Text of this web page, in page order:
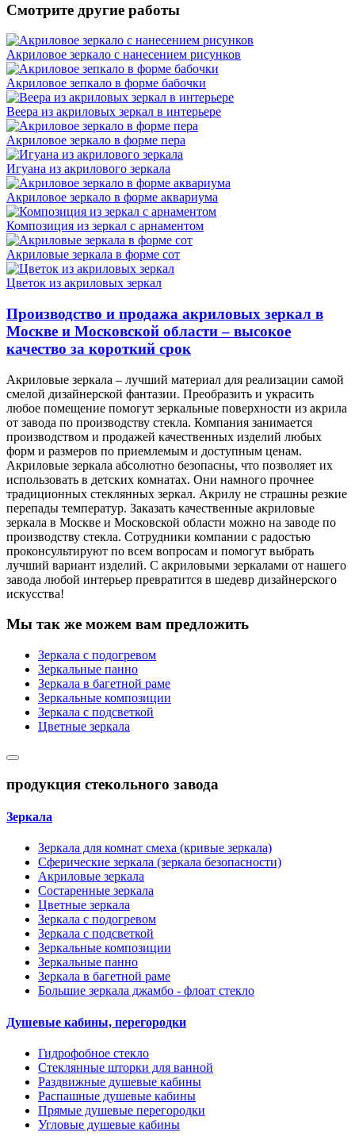
Смотрите другие работы
Акриловое зеркало с нанесением рисунков
Акриловое зепкало в форме бабочки
Веера из акриловых зеркал в интерьере
Акриловое зеркало в форме пера
Игуана из акрилового зеркала
Акриловое зеркало в форме аквариума
Композиция из зеркал с арнаментом
Акриловые зеркала в форме сот
Цветок из акриловых зеркал
Производство и продажа акриловых зеркал в
Москве и Московской области – высокое
качество за короткий срок
Акриловые зеркала – лучший материал для реализации самой
смелой дизайнерской фантазии. Преобразить и украсить
любое помещение помогут зеркальные поверхности из акрила
от завода по производству стекла. Компания занимается
производством и продажей качественных изделий любых
форм и размеров по приемлемым и доступным ценам.
Акриловые зеркала абсолютно безопасны, что позволяет их
использовать в детских комнатах. Они намного прочнее
традиционных стеклянных зеркал. Акрилу не страшны резкие
перепады температур. Заказать качественные акриловые
зеркала в Москве и Московской области можно на заводе по
производству стекла. Сотрудники компании с радостью
проконсультируют по всем вопросам и помогут выбрать
лучший вариант изделий. С акриловыми зеркалами от нашего
завода любой интерьер превратится в шедевр дизайнерского
искусства!
Мы так же можем вам предложить
Зеркала с подогревом
Зеркальные панно
Зеркала в багетной раме
Зеркальные композиции
Зеркала с подсветкой
Цветные зеркала
продукция стекольного завода
Зеркала
Зеркала для комнат смеха (кривые зеркала)
Сферические зеркала (зеркала безопасности)
Акриловые зеркала
Состаренные зеркала
Цветные зеркала
Зеркала с подогревом
Зеркала с подсветкой
Зеркальные композиции
Зеркальные панно
Зеркала в багетной раме
Большие зеркала джамбо - флоат стекло
Душевые кабины, перегородки
Гидрофобное стекло
Стеклянные шторки для ванной
Раздвижные душевые кабины
Распашные душевые кабины
Прямые душевые перегородки
Угловые душевые кабины